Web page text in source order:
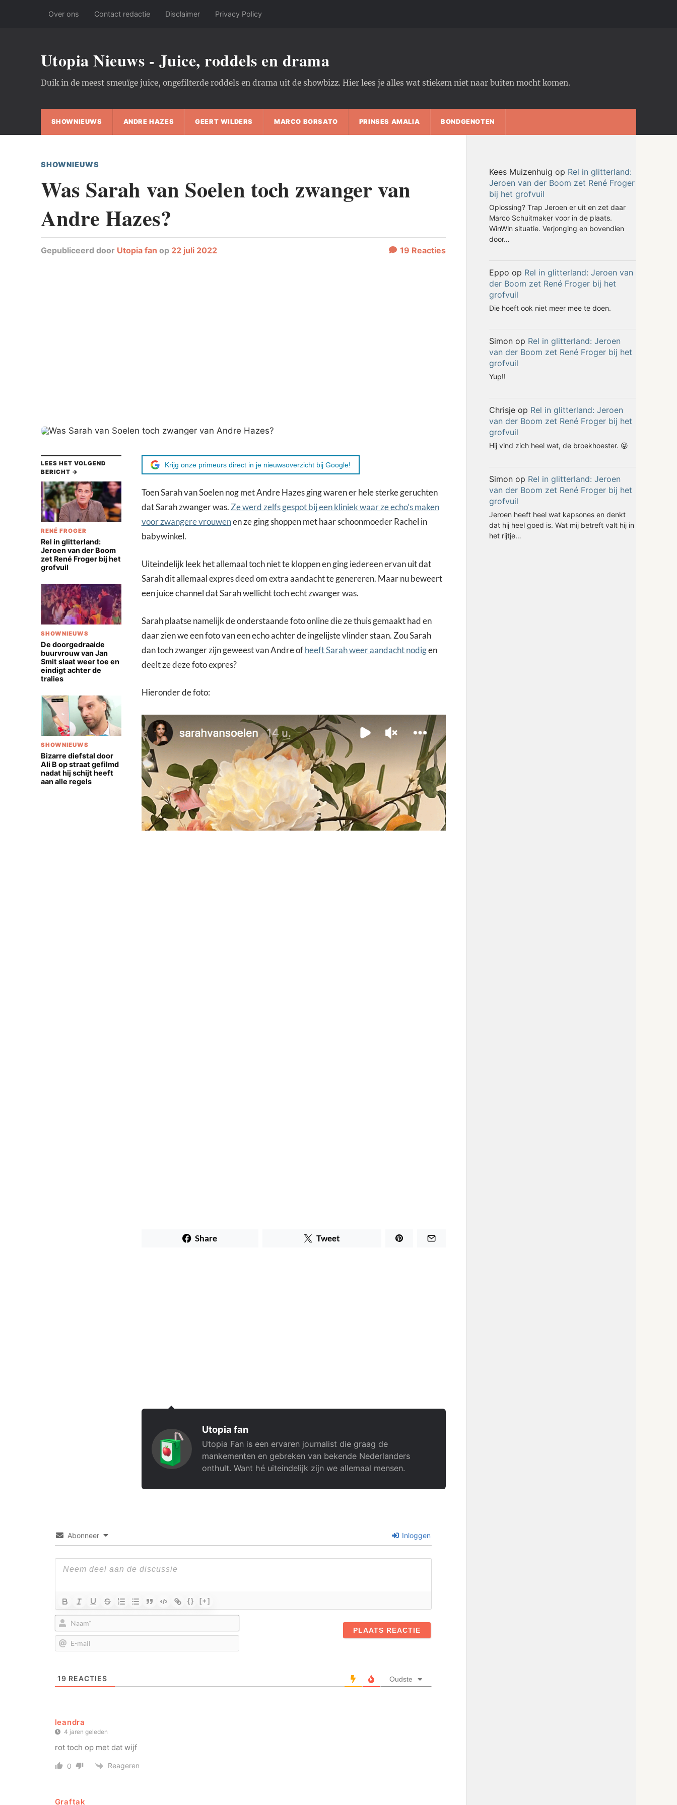
Over ons Contact redactie Disclaimer Privacy Policy
Utopia Nieuws - Juice, roddels en drama
Duik in de meest smeuïge juice, ongefilterde roddels en drama uit de showbizz. Hier lees je alles wat stiekem niet naar buiten mocht komen.
SHOWNIEUWS ANDRE HAZES GEERT WILDERS MARCO BORSATO PRINSES AMALIA BONDGENOTEN
SHOWNIEUWS
Was Sarah van Soelen toch zwanger van
Andre Hazes?
Gepubliceerd door Utopia fan op 22 juli 2022 19 Reacties
LEES HET VOLGEND
BERICHT →
RENÉ FROGER
Rel in glitterland:
Jeroen van der Boom
zet René Froger bij het
grofvuil
SHOWNIEUWS
De doorgedraaide
buurvrouw van Jan
Smit slaat weer toe en
eindigt achter de
tralies
SHOWNIEUWS
Bizarre diefstal door
Ali B op straat gefilmd
nadat hij schijt heeft
aan alle regels
Krijg onze primeurs direct in je nieuwsoverzicht bij Google!
Toen Sarah van Soelen nog met Andre Hazes ging waren er hele sterke geruchten
dat Sarah zwanger was. Ze werd zelfs gespot bij een kliniek waar ze echo’s maken
voor zwangere vrouwenen ze ging shoppen met haar schoonmoeder Rachel in
babywinkel.
Uiteindelijk leek het allemaal toch niet te kloppen en ging iedereen ervan uit dat
Sarah dit allemaal expres deed om extra aandacht te genereren. Maar nu beweert
een juice channel dat Sarah wellicht toch echt zwanger was.
Sarah plaatse namelijk de onderstaande foto online die ze thuis gemaakt had en
daar zien we een foto van een echo achter de ingelijste vlinder staan. Zou Sarah
dan toch zwanger zijn geweest van Andre ofheeft Sarah weer aandacht nodigen
deelt ze deze foto expres?
Hieronder de foto:
Share Tweet
Utopia fan
Utopia Fan is een ervaren journalist die graag de
mankementen en gebreken van bekende Nederlanders
onthult. Want hé uiteindelijk zijn we allemaal mensen.
Abonneer Inloggen
{} [+]
Naam*
mail
19 REACTIES Oudste
leandra
4 jaren geleden
rot toch op met dat wijf
0 Reageren
Graftak
Kees Muizenhuig op Rel in glitterland:
Jeroen van der Boom zet René Froger
bij het grofvuil
Oplossing? Trap Jeroen er uit en zet daar
Marco Schuitmaker voor in de plaats.
WinWin situatie. Verjonging en bovendien
door…
Eppo op Rel in glitterland: Jeroen van
der Boom zet René Froger bij het
grofvuil
Die hoeft ook niet meer mee te doen.
Simonop Rel in glitterland: Jeroen
van der Boom zet René Froger bij het
grofvuil
Yup!!
Chrisjeop Rel in glitterland: Jeroen
van der Boom zet René Froger bij het
grofvuil
Hij vind zich heel wat, de broekhoester. 😝
Simonop Rel in glitterland: Jeroen
van der Boom zet René Froger bij het
grofvuil
Jeroen heeft heel wat kapsones en denkt
dat hij heel goed is. Wat mij betreft valt hij in
het rijtje…